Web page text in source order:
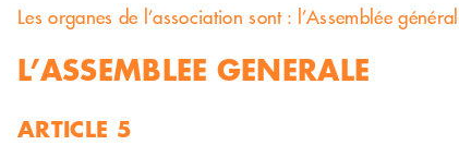
Les organes de l’association sont : l’Assemblée
L’ASSEMBLEE GENERALE
ARTICLE 5